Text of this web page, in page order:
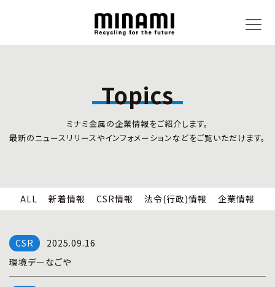
CSR情報
企業情報
全国事業所紹介
事業内容
リサイクルサービス
小型家電リサイクル法
全国の回収対応
Topics
ミナミ金属の企業情報をご紹介します。
最新のニュースリリースやインフォメーションなどをご覧いただけます。
ALL 新着情報 CSR情報 法令(行政)情報 企業情報
2025.09.16
環境デーなごや